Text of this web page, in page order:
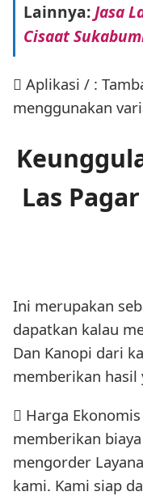
Lainnya:Jasa
Cisaat
 Aplikasi / :
menggunakan
Las
Ini merupakan
dapatkan kalau
Dan Kanopi dari
memberikan hasil
 Harga
memberikan
mengorder
kami. Kami siap